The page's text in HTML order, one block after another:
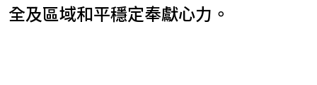
全及區域和平穩定奉獻心力。